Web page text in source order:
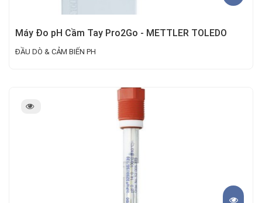
Máy Đo pH Cầm Tay Pro2Go - METTLER TOLEDO
ĐẦU DÒ & CẢM BIẾN PH